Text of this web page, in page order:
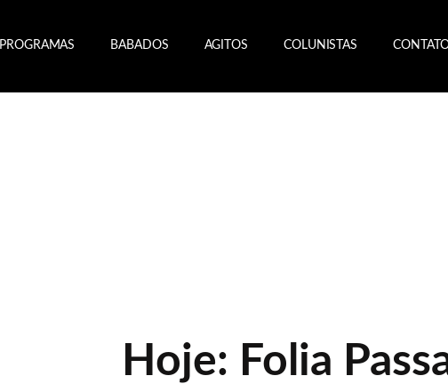
PROGRAMAS BABADOS AGITOS COLUNISTAS
Hoje: Folia